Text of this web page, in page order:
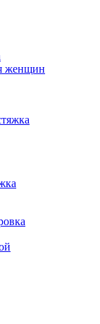
женщин